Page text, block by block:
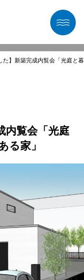
た】新築完成内覧会「光庭と
内覧会「光庭
る家」